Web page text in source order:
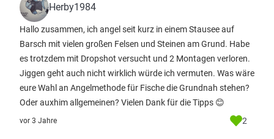
Herby1984
Hallo zusammen, ich angel seit kurz in einem Stausee auf
Barsch mit vielen großen Felsen und Steinen am Grund. Habe
es trotzdem mit Dropshot versucht und 2 Montagen verloren.
Jiggen geht auch nicht wirklich würde ich vermuten. Was wäre
eure Wahl an Angelmethode für Fische die Grundnah stehen?
Oder auxhim allgemeinen? Vielen Dank für die Tipps 😊
vor 3 Jahre 2